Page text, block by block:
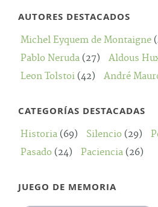
AUTORES DESTACADOS
Michel Eyquem de Montaigne
Pablo Neruda (27) Aldous
Leon Tolstoi (42) André
CATEGORÍAS DESTACADAS
Historia (69) Silencio (29)
Pasado (24) Paciencia (26)
JUEGO DE MEMORIA